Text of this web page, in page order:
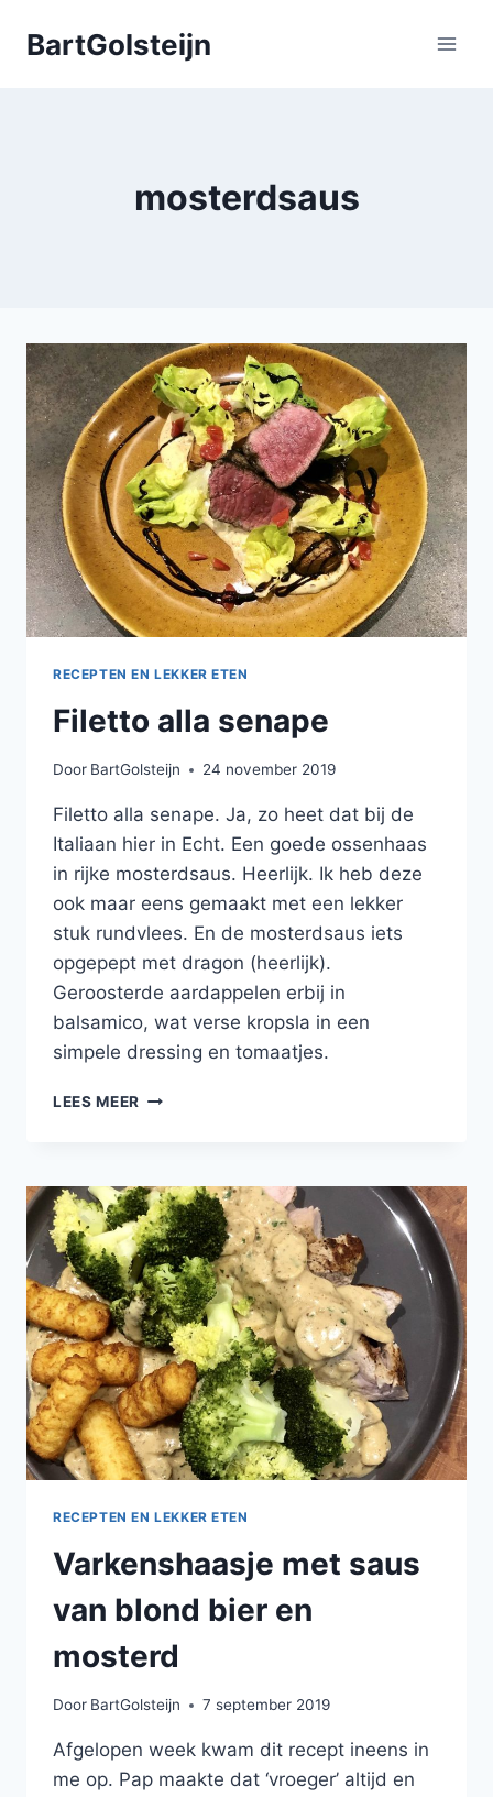
naarBartGolsteijn
mosterdsaus
RECEPTEN EN LEKKER ETEN
Filetto alla senape
Door BartGolsteijn 24 november 2019
Filetto alla senape. Ja, zo heet dat bij de
Italiaan hier in Echt. Een goede ossenhaas
in rijke mosterdsaus. Heerlijk. Ik heb deze
ook maar eens gemaakt met een lekker
stuk rundvlees. En de mosterdsaus iets
opgepept met dragon (heerlijk).
Geroosterde aardappelen erbij in
balsamico, wat verse kropsla in een
simpele dressing en tomaatjes.
LEES MEER FILETTO
RECEPTEN EN LEKKER ETEN
Varkenshaasje met saus
van blond bier en
mosterd
Door BartGolsteijn 7 september 2019
Afgelopen week kwam dit recept ineens in
me op. Pap maakte dat ‘vroeger’ altijd en